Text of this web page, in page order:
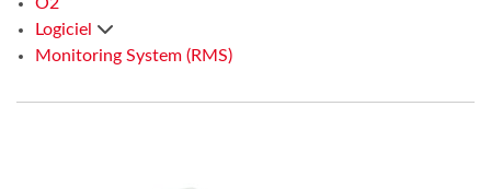
Logiciel
Monitoring System (RMS)